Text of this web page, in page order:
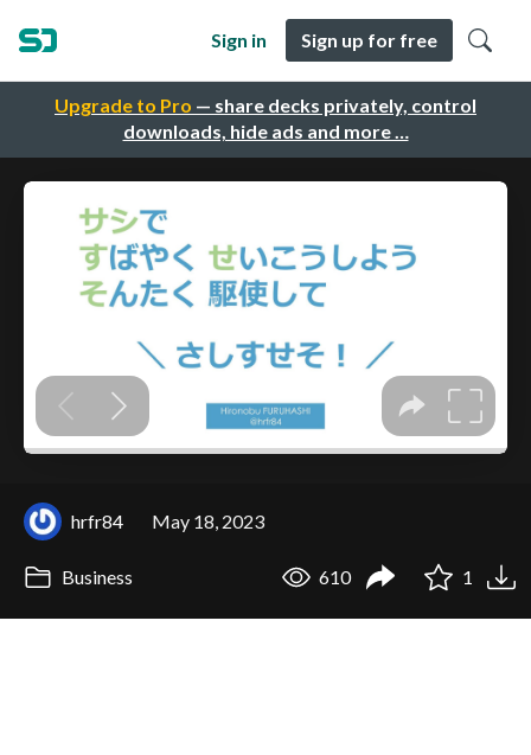
Upgrade to Pro — share decks privately, control
downloads, hide ads and more …
Sign in Sign up for free
hrfr84 May 18, 2023
Business 610 1